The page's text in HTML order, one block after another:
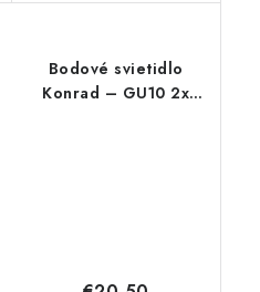
Bodové svietidlo
Konrad – GU10 2x